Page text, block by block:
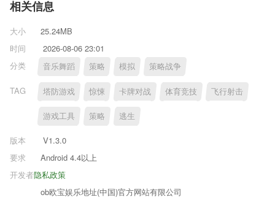
相关信息
大小
25.24MB
时间
2026-08-06 23:01
分类
音乐舞蹈 策略 模拟 策略战争
TAG 塔防游戏 惊悚 卡牌对战 体育竞技 飞行射击
游戏工具 策略 逃生
版本
V1.3.0
要求
Android 4.4以上
隐私政策
开发者
ob欧宝娱乐地址(中国)官方网站有限公司